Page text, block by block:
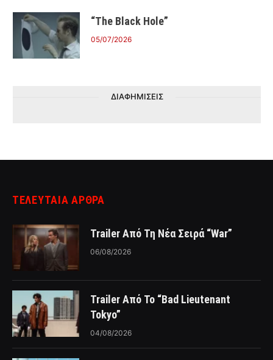
“The Black Hole”
05/07/2026
ΔΙΑΦΗΜΙΣΕΙΣ
ΤΕΛΕΥΤΑΙΑ ΑΡΘΡΑ
Trailer Από Τη Νέα Σειρά “War”
06/08/2026
Trailer Από Το “Bad Lieutenant
Tokyo”
04/08/2026